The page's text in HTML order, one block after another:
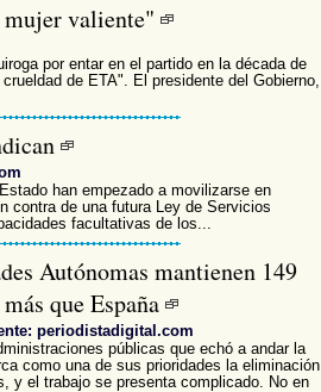
mujer valiente"
por entar en el partido en la década de
de ETA". El presidente del Gobierno,
han empezado a movilizarse en
contra de una futura Ley de Servicios
facultativas de los...
Autónomas mantienen 149
que España
periodistadigital.com
públicas que echó a andar la
como una de sus prioridades la eliminación
y el trabajo se presenta complicado. No en